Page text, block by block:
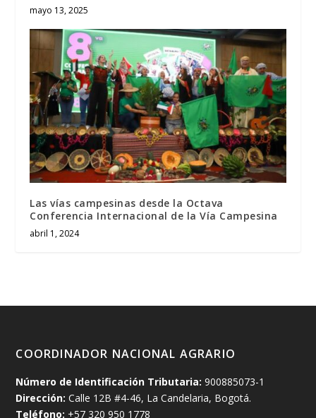
mayo 13, 2025
Las vías campesinas desde la Octava
Conferencia Internacional de la Vía Campesina
abril 1, 2024
COORDINADOR NACIONAL AGRARIO
Número de Identificación Tributaria:900885073-1
Dirección: Calle 12B #4-46, La Candelaria, Bogotá.
Teléfono: +57 320 950 1778